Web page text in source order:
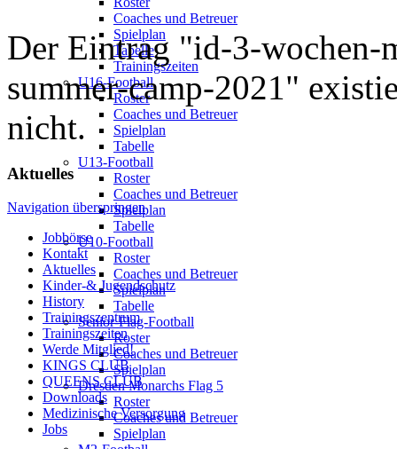
Coaches und Betreuer
Spielplan
Tabelle
Trainingszeiten
U16-Football
Roster
Coaches und Betreuer
Spielplan
Tabelle
U13-Football
Roster
Coaches und Betreuer
Spielplan
Tabelle
U10-Football
Roster
Coaches und Betreuer
Spielplan
Tabelle
Senior-Flag-Football
Roster
Coaches und Betreuer
Spielplan
Dresden Monarchs Flag 5
Roster
Coaches und Betreuer
Spielplan
Der Eintrag "id-3-wochen-
summer-camp-2021"
nicht.
Aktuelles
Navigation überspringen
Jobbörse
Kontakt
Aktuelles
Kinder-& Jugendschutz
History
Trainingszentrum
Trainingszeiten
Werde Mitglied!
KINGS CLUB
QUEENS CLUB
Downloads
Medizinische Versorgung
Jobs